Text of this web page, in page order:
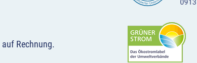
Rechnung.